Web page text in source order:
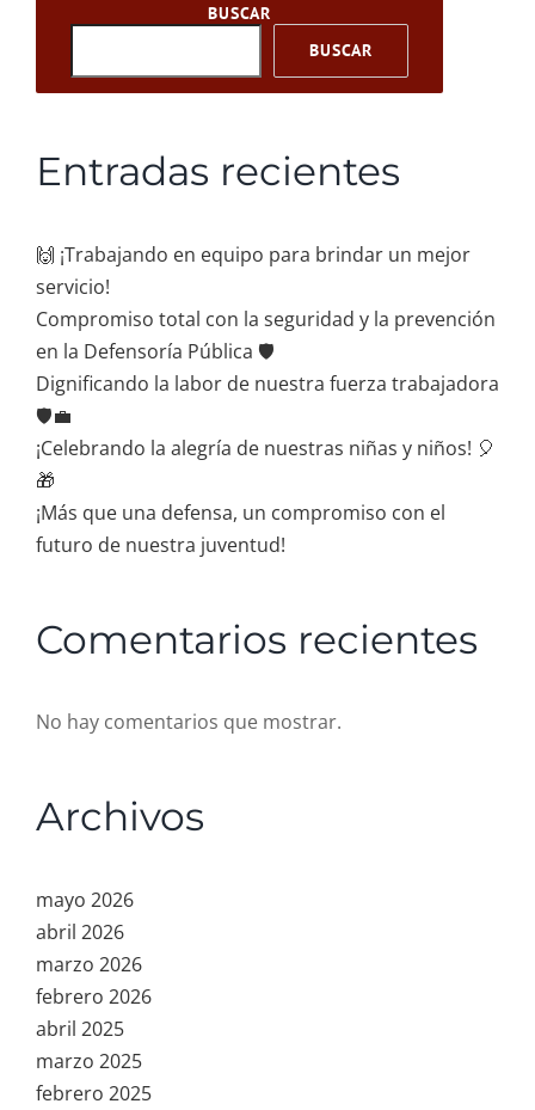
BUSCAR
BUSCAR
Entradas recientes
🙌 ¡Trabajando en equipo para brindar un mejor
servicio!
Compromiso total con la seguridad y la prevención
en la Defensoría Pública 🛡️
Dignificando la labor de nuestra fuerza trabajadora
🛡️💼
¡Celebrando la alegría de nuestras niñas y niños! 🎈
🎁
¡Más que una defensa, un compromiso con el
futuro de nuestra juventud!
Comentarios recientes
No hay comentarios que mostrar.
Archivos
mayo 2026
abril 2026
marzo 2026
febrero 2026
abril 2025
marzo 2025
febrero 2025